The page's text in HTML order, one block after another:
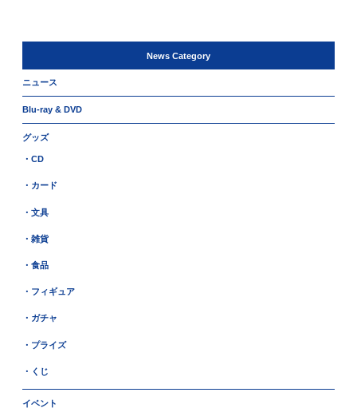
News Category
ニュース
Blu-ray & DVD
グッズ
・CD
・カード
・文具
・雑貨
・食品
・フィギュア
・ガチャ
・プライズ
・くじ
イベント